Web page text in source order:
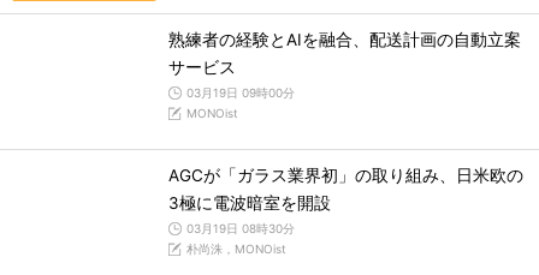
熟練者の経験とAIを融合、配送計画の自動立案
サービス
03月19日 09時00分
MONOist
AGCが「ガラス業界初」の取り組み、日米欧の
3極に電波暗室を開設
03月19日 08時30分
朴尚洙，MONOist